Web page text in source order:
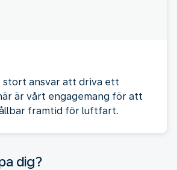
ansvar att driva ett
är vårt engagemang för att
framtid för luftfart.
dig?